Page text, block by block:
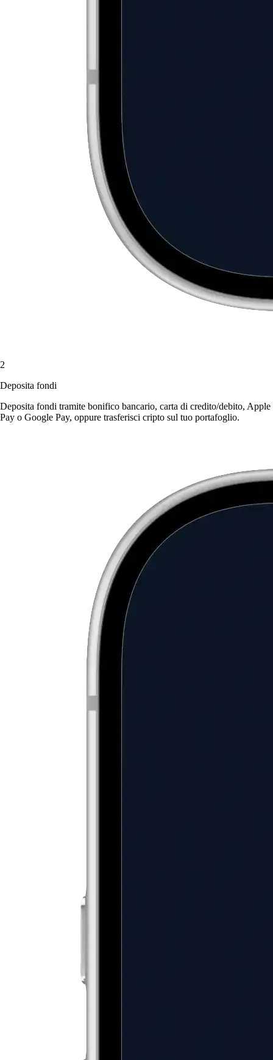
2
Deposita fondi
Deposita fondi tramite bonifico bancario, carta di credito/debito, Apple
Pay o Google Pay, oppure trasferisci cripto sul tuo portafoglio.